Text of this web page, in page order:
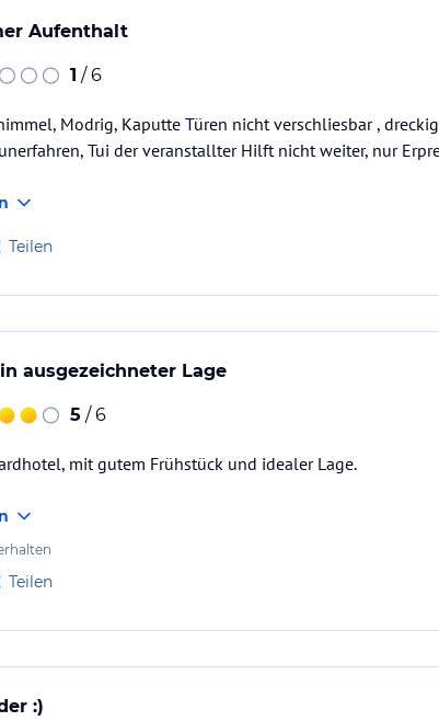
Kataloginformationen. Alle Angaben ohne
Buchung die verbindlichen Angebotsdetails
des
Aufenthalt
1 / 6
Modrig, Kaputte Türen nicht verschliesbar ,
Tui der veranstallter Hilft nicht weiter, nur
Teilen
ausgezeichneter Lage
5 / 6
mit gutem Frühstück und idealer Lage.
Teilen
:)